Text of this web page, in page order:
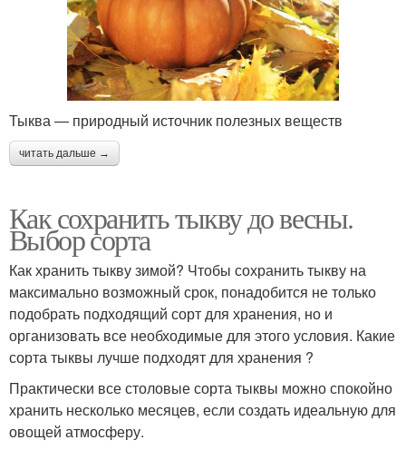
Тыква — природный источник полезных веществ
читать дальше →
Как сохранить тыкву до весны.
Выбор сорта
Как хранить тыкву зимой? Чтобы сохранить тыкву на
максимально возможный срок, понадобится не только
подобрать подходящий сорт для хранения, но и
организовать все необходимые для этого условия. Какие
сорта тыквы лучше подходят для хранения ?
Практически все столовые сорта тыквы можно спокойно
хранить несколько месяцев, если создать идеальную для
овощей атмосферу.